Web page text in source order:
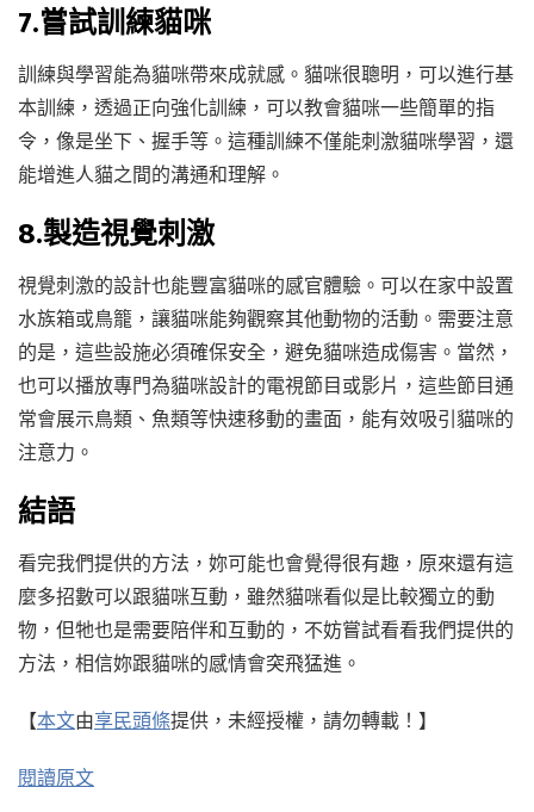
7.嘗試訓練貓咪
訓練與學習能為貓咪帶來成就感。貓咪很聰明，可以進行基
本訓練，透過正向強化訓練，可以教會貓咪一些簡單的指
令，像是坐下、握手等。這種訓練不僅能刺激貓咪學習，還
能增進人貓之間的溝通和理解。
8.製造視覺刺激
視覺刺激的設計也能豐富貓咪的感官體驗。可以在家中設置
水族箱或鳥籠，讓貓咪能夠觀察其他動物的活動。需要注意
的是，這些設施必須確保安全，避免貓咪造成傷害。當然，
也可以播放專門為貓咪設計的電視節目或影片，這些節目通
常會展示鳥類、魚類等快速移動的畫面，能有效吸引貓咪的
注意力。
結語
看完我們提供的方法，妳可能也會覺得很有趣，原來還有這
麼多招數可以跟貓咪互動，雖然貓咪看似是比較獨立的動
物，但牠也是需要陪伴和互動的，不妨嘗試看看我們提供的
方法，相信妳跟貓咪的感情會突飛猛進。
【本文由享民頭條提供，未經授權，請勿轉載！】
閱讀原文